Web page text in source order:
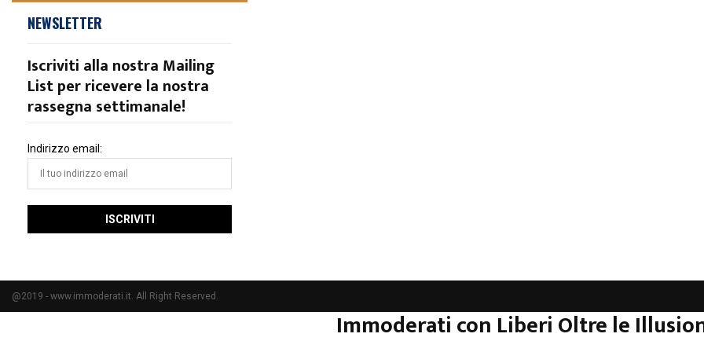
NEWSLETTER
Iscriviti alla nostra Mailing
List per ricevere la nostra
rassegna settimanale!
Indirizzo email:
@2019 - www.immoderati.it. All Right Reserved.
Immoderati con Liberi Oltre le